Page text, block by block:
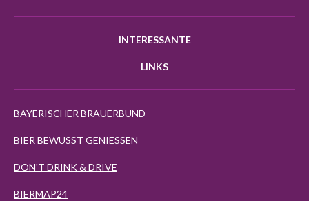
INTERESSANTE
LINKS
BAYERISCHER BRAUERBUND
BIER BEWUSST GENIESSEN
DON'T DRINK & DRIVE
BIERMAP24